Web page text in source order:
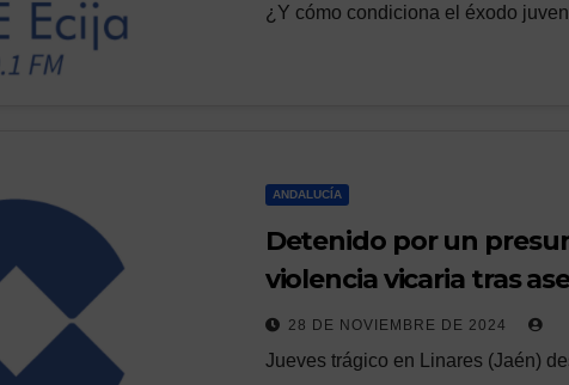
¿Y cómo condiciona el éxodo
ANDALUCÍA
Detenido por un
violencia vicaria tras
niño de dos años en
28 DE NOVIEMBRE DE 2024
Jueves trágico en Linares (Jaén)